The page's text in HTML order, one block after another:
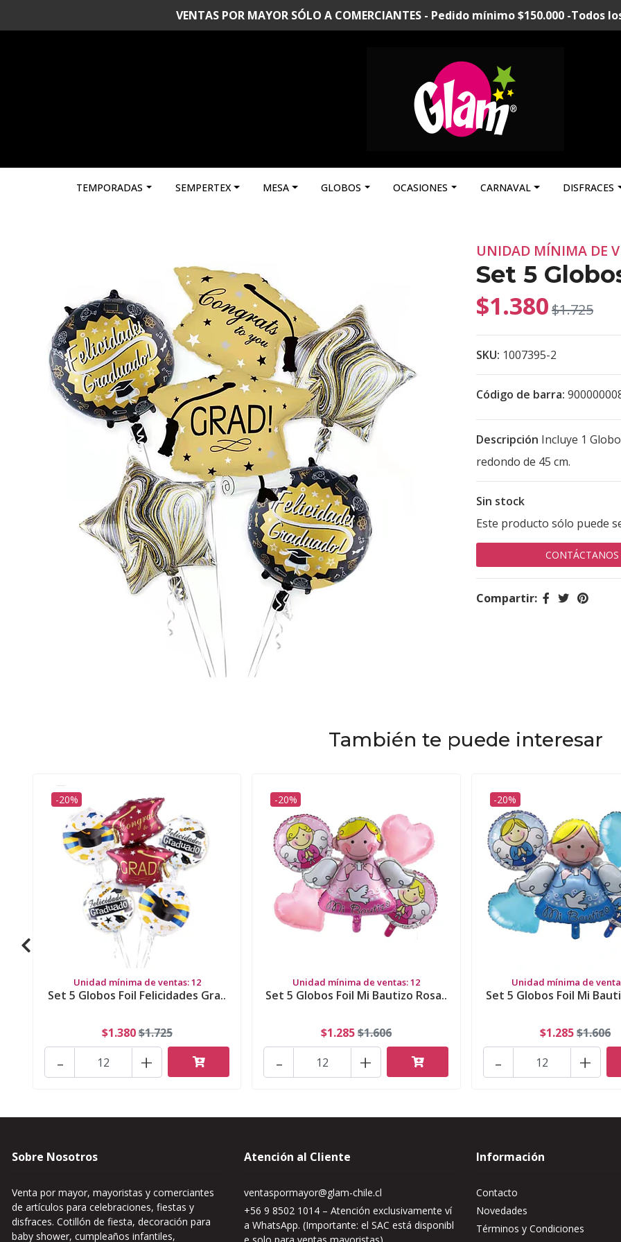
VENTAS POR MAYOR SÓLO A COMERCIANTES - Pedido mínimo $150.000 -Todos
TEMPORADAS SEMPERTEX MESA GLOBOS OCASIONES CARNAVAL DISFRACES
UNIDAD MÍNIMA DE
Set 5
$1.380$1.725
SKU: 1007395-2
Código de barra:
Descripción Incluye 1
redondo de 45 cm.
Sin stock
Este producto sólo puede
CONTÁCTANOS
Compartir:
También te puede interesar
-20%
Unidad mínima de ventas: 12
Set 5 Globos Foil Felicidades Gra..
$1.380$1.725
+
-
-20%
Unidad mínima de ventas: 12
Set 5 Globos Foil Mi Bautizo Rosa..
$1.285$1.606
+
-
-20%
Unidad mínima de
Set 5 Globos Foil Mi
$1.285$1.606
+
-
Sobre Nosotros
Venta por mayor, mayoristas y comerciantes
de artículos para celebraciones, fiestas y
disfraces. Cotillón de fiesta, decoración para
baby shower, cumpleaños infantiles,
Atención al Cliente
ventaspormayor@glam-chile.cl
+56 9 8502 1014 – Atención exclusivamente ví
a WhatsApp. (Importante: el SAC está disponibl
Información
Contacto
Novedades
Términos y Condiciones